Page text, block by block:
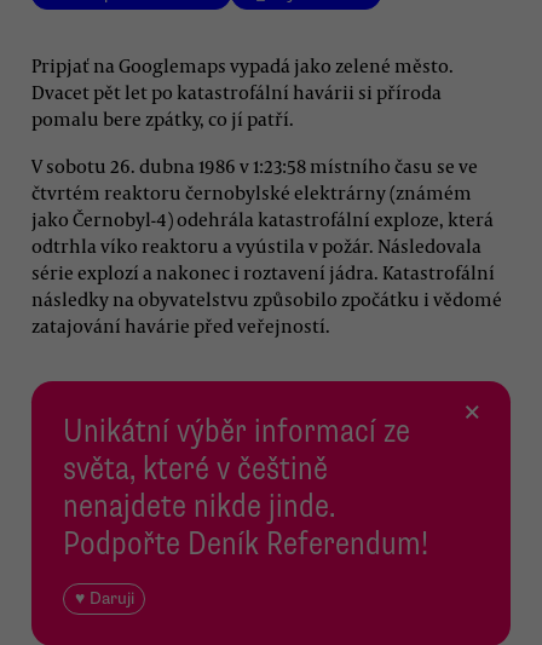
Pripjať na Googlemaps vypadá jako zelené město.
Dvacet pět let po katastrofální havárii si příroda
pomalu bere zpátky, co jí patří.
V sobotu 26. dubna 1986 v 1:23:58 místního času se ve
čtvrtém reaktoru černobylské elektrárny (známém
jako Černobyl-4) odehrála katastrofální exploze, která
odtrhla víko reaktoru a vyústila v požár. Následovala
série explozí a nakonec i roztavení jádra. Katastrofální
následky na obyvatelstvu způsobilo zpočátku i vědomé
zatajování havárie před veřejností.
Unikátní výběr informací ze
světa, které v češtině
nenajdete nikde jinde.
Podpořte Deník Referendum!
♥ Daruji
×